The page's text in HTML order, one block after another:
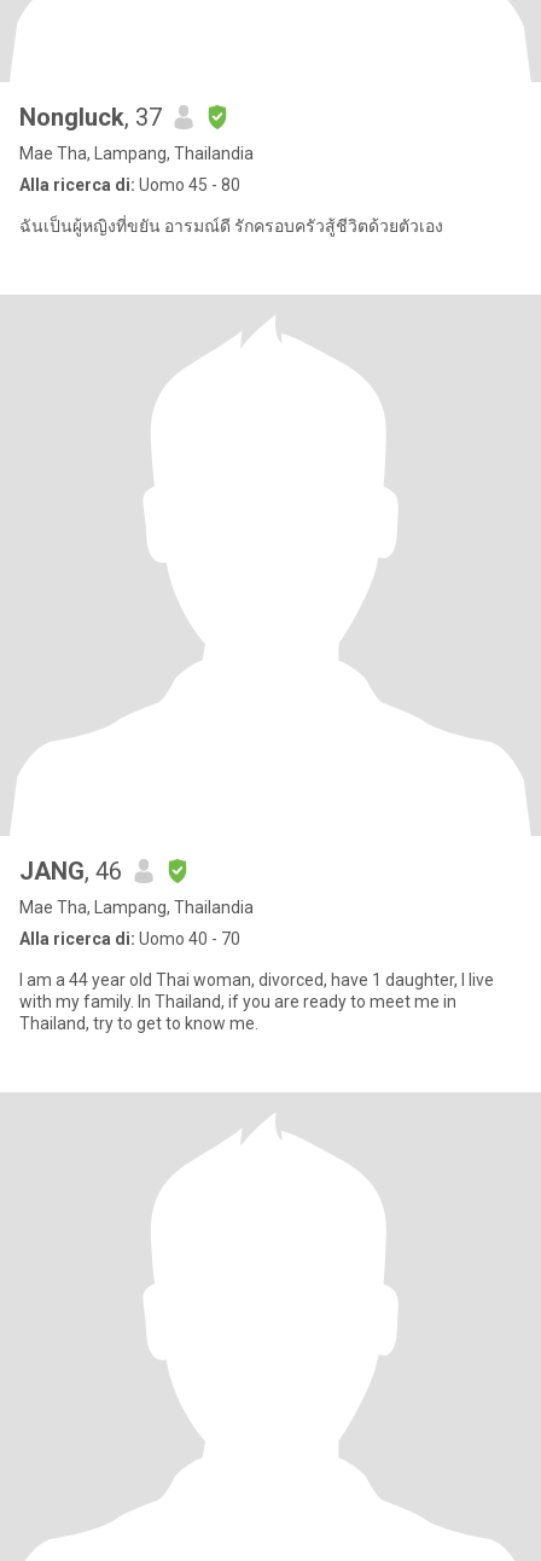
Nongluck, 37
Mae Tha, Lampang, Thailandia
Alla ricerca di: Uomo 45 - 80
ฉันเป็นผู้หญิงที่ขยัน อารมณ์ดี รักครอบครัวสู้ชีวิตด้วยตัวเอง
JANG, 46
Mae Tha, Lampang, Thailandia
Alla ricerca di: Uomo 40 - 70
I am a 44 year old Thai woman, divorced, have 1 daughter, I live
with my family. In Thailand, if you are ready to meet me in
Thailand, try to get to know me.